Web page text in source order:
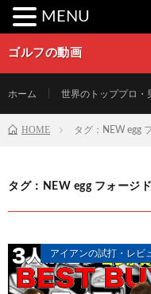
ゴルフの動画
ホーム 世界のトッププロ・
HOME タグ：NEW egg
タグ：NEW egg フォージ
アイアンの試打・レビ
MENU